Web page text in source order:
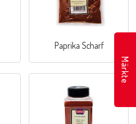
Paprika Scharf
Märkte